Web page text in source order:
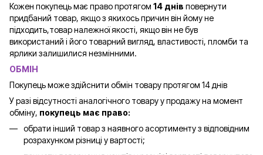
Кожен покупець має право протягом 14 днів повернути
придбаний товар, якщо з якихось причин він йому не
підходить,товар належної якості, якщо він не був
використаний і його товарний вигляд, властивості, пломби та
ярлики залишилися незмінними.
ОБМІН
Покупець може здійснити обмін товару протягом 14 днів
У разі відсутності аналогічного товару у продажу на момент
обміну, покупець має право:
обрати інший товар з наявного асортименту з відповідним
розрахунком різниці у вартості;